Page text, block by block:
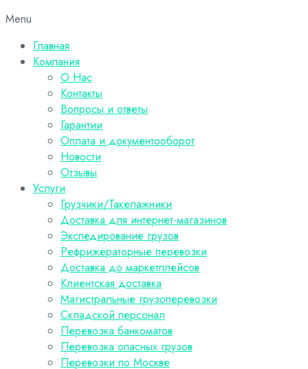
Menu
Главная
Компания
О Нас
Контакты
Вопросы и ответы
Гарантии
Оплата и документооборот
Новости
Отзывы
Услуги
Грузчики/Такелажники
Доставка для интернет-магазинов
Экспедирование грузов
Рефрижераторные перевозки
Доставка до маркетплейсов
Клиентская доставка
Магистральные грузоперевозки
Складской персонал
Перевозка банкоматов
Перевозка опасных грузов
Перевозки по Москве